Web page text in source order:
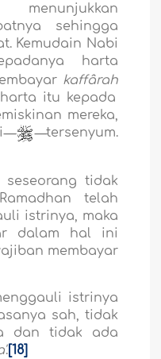
sehingga
Kemudain Nabi
harta
kaffârah
itu kepada
mereka,
— —tersenyum.
seseorang tidak
telah
istrinya, maka
dalam hal ini
membayar
istrinya
sah, tidak
dan tidak ada
. [18]